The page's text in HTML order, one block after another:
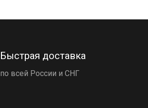
Быстрая доставка
по всей России и СНГ